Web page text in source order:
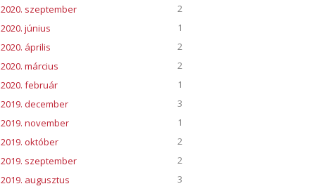
2020. szeptember
2
2020. június
1
2020. április
2
2020. március
2
2020. február
1
2019. december
3
2019. november
1
2019. október
2
2019. szeptember
2
2019. augusztus
3